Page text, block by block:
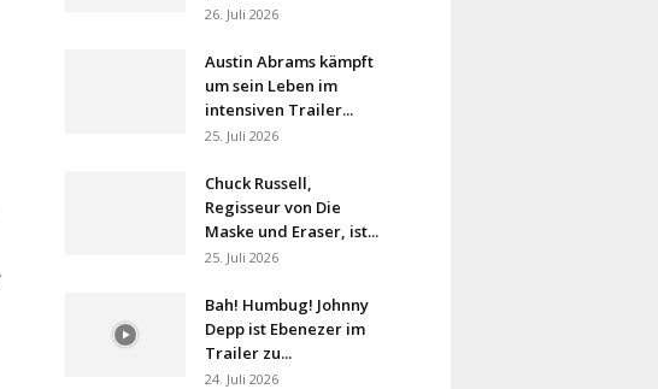
26. Juli 2026
Austin Abrams kämpft
um sein Leben im
intensiven Trailer...
25. Juli 2026
Chuck Russell,
Regisseur von Die
Maske und Eraser, ist...
25. Juli 2026
Bah! Humbug! Johnny
Depp ist Ebenezer im
Trailer zu...
24. Juli 2026